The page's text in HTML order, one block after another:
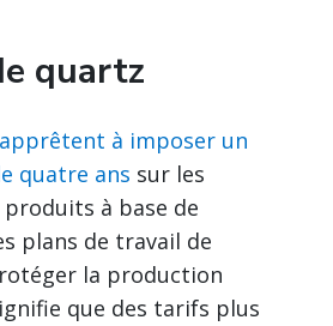
quartz
à imposer un
quatre ans sur les
à base de
plans de travail de
la production
que des tarifs plus